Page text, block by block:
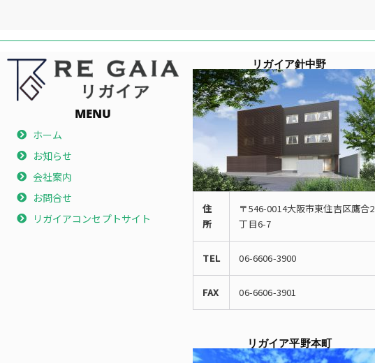
MENU
ホーム
お知らせ
会社案内
お問合せ
リガイアコンセプトサイト
リガイア針中野
住
所
〒546-0014大阪市東住吉区鷹合2
丁目6-7
TEL 06-6606-3900
FAX 06-6606-3901
リガイア平野本町